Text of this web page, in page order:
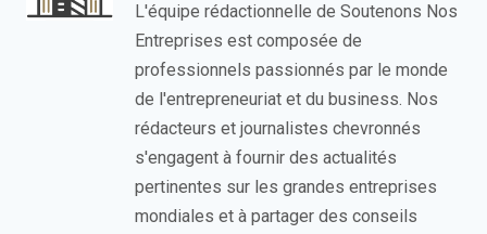
L'équipe rédactionnelle de Soutenons Nos
Entreprises est composée de
professionnels passionnés par le monde
de l'entrepreneuriat et du business. Nos
rédacteurs et journalistes chevronnés
s'engagent à fournir des actualités
pertinentes sur les grandes entreprises
mondiales et à partager des conseils